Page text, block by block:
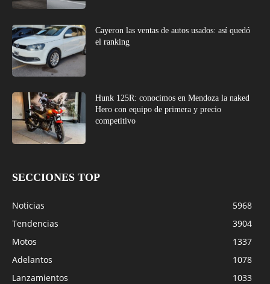
Cayeron las ventas de autos usados: así quedó
el ranking
Hunk 125R: conocimos en Mendoza la naked
Hero con equipo de primera y precio
competitivo
SECCIONES TOP
Noticias
5968
Tendencias
3904
Motos
1337
Adelantos
1078
Lanzamientos
1033